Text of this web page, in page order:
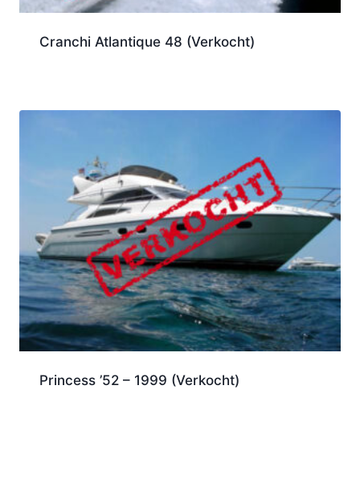
Cranchi Atlantique 48 (Verkocht)
Princess ’52 – 1999 (Verkocht)